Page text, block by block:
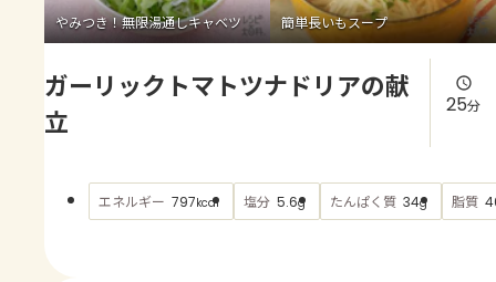
お買い物
AJINOMOTO PARK とは
やみつき！無限湯通しキャベツ 簡単長いもスープ
ガーリックトマトツナドリアの献
立
25分
エネルギー 797kcal 塩分 5.6g たんぱく質 34g 脂質